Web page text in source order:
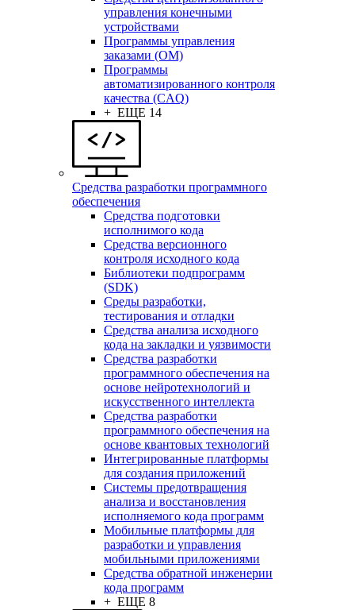
управления конечными
устройствами
Программы управления
заказами (OM)
Программы
автоматизированного контроля
качества (CAQ)
+ ЕЩЕ 14
Средства разработки программного
обеспечения
Средства подготовки
исполнимого кода
Средства версионного
контроля исходного кода
Библиотеки подпрограмм
(SDK)
Среды разработки,
тестирования и отладки
Средства анализа исходного
кода на закладки и уязвимости
Средства разработки
программного обеспечения на
основе нейротехнологий и
искусственного интеллекта
Средства разработки
программного обеспечения на
основе квантовых технологий
Интегрированные платформы
для создания приложений
Системы предотвращения
анализа и восстановления
исполняемого кода программ
Мобильные платформы для
разработки и управления
мобильными приложениями
Средства обратной инженерии
кода программ
+ ЕЩЕ 8